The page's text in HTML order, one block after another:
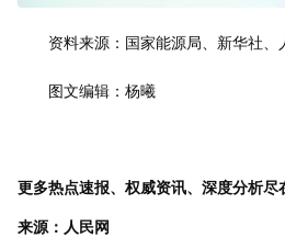
资料来源：国家能源局、新华社、
图文编辑：杨曦
更多热点速报、权威资讯、深度分析
来源：人民网